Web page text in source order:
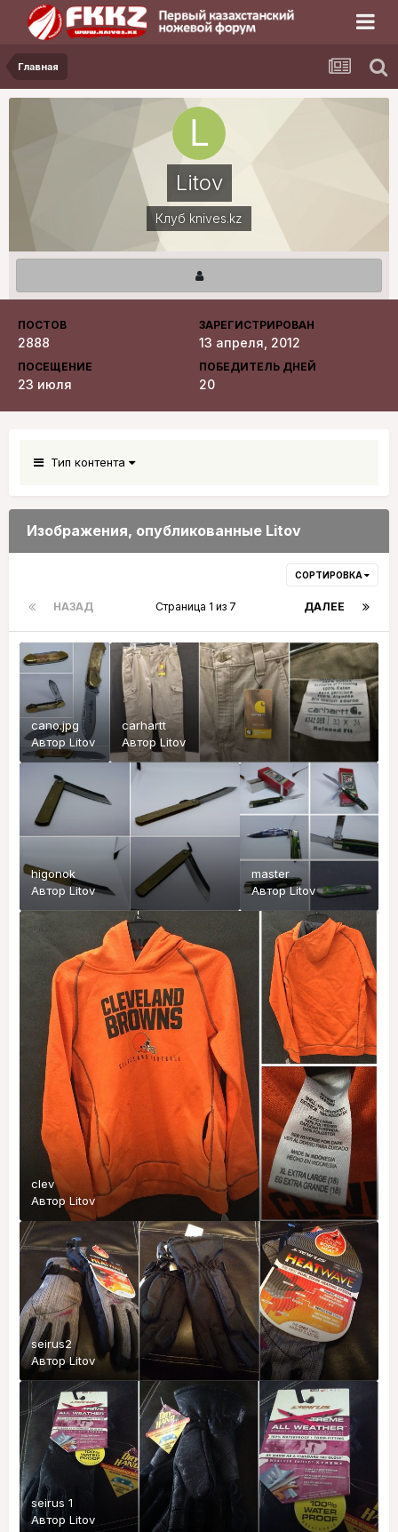
Главная
Litov
Клуб knives.kz
ПОСТОВ
2888
ЗАРЕГИСТРИРОВАН
13 апреля, 2012
ПОСЕЩЕНИЕ
23 июля
ПОБЕДИТЕЛЬ ДНЕЙ
20
Тип контента
Изображения, опубликованные Litov
СОРТИРОВКА
НАЗАД ДАЛЕЕ
Страница 1 из 7
cano.jpg
Автор Litov
carhartt
АвторLitov
higonok
АвторLitov
master
АвторLitov
clev
Автор Litov
seirus2
АвторLitov
seirus 1
Автор Litov